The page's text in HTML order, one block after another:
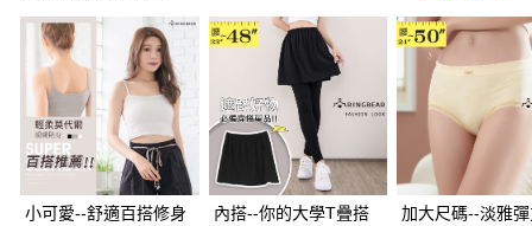
超商取貨付款
LINE Pay
Apple Pay
街口支付
悠遊付
小可愛--舒適百搭修身
內搭--你的大學T疊搭
加大尺碼--淡雅